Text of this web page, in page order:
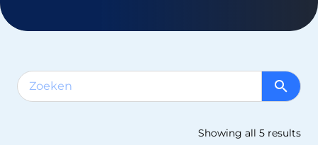
Showing all 5 results